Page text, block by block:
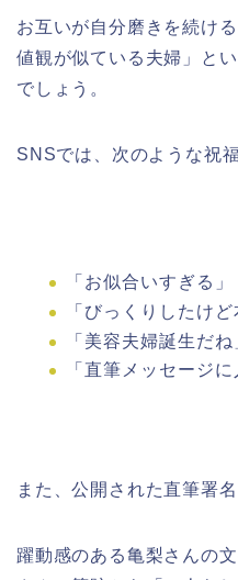
お互いが自分磨きを続け
値観が似ている夫婦」と
でしょう。
SNSでは、次のような祝
「お似合いすぎる」
「びっくりしたけ
「美容夫婦誕生だね
「直筆メッセージ
また、公開された直筆署
躍動感のある亀梨さんの